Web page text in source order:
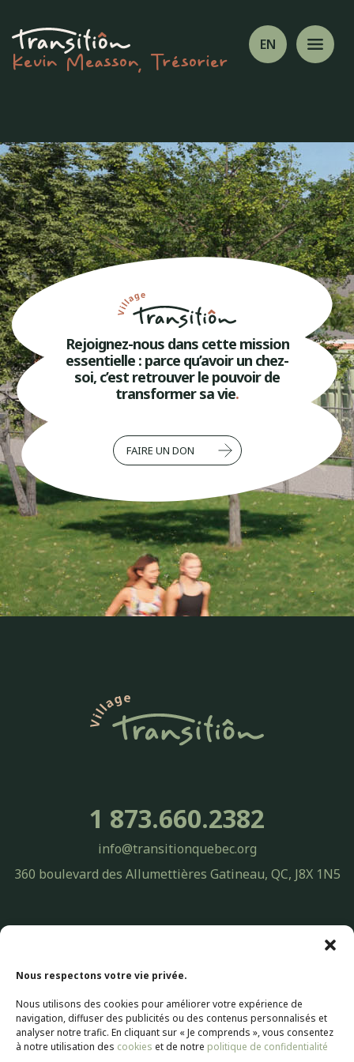
Nous respectons votre vie privée.
Nous utilisons des cookies pour améliorer votre expérience de
navigation, diffuser des publicités ou des contenus personnalisés et
analyser notre trafic. En cliquant sur « Je comprends », vous consentez
à notre utilisation des cookies et de notre politique de confidentialité
EN
Kevin Measson, Trésorier
Rejoignez-nous dans cette mission
essentielle : parce qu’avoir un chez-
soi, c’est retrouver le pouvoir de
transformer sa vie.
FAIRE UN DON
1 873.660.2382
info@transitionquebec.org
360 boulevard des Allumettières Gatineau, QC, J8X 1N5
© 2026 Transitiôn. Tous droits réservés.
Conception Web par Selectrum Communications
Web Marketing | SEO Référencement parAgence Pop Inc